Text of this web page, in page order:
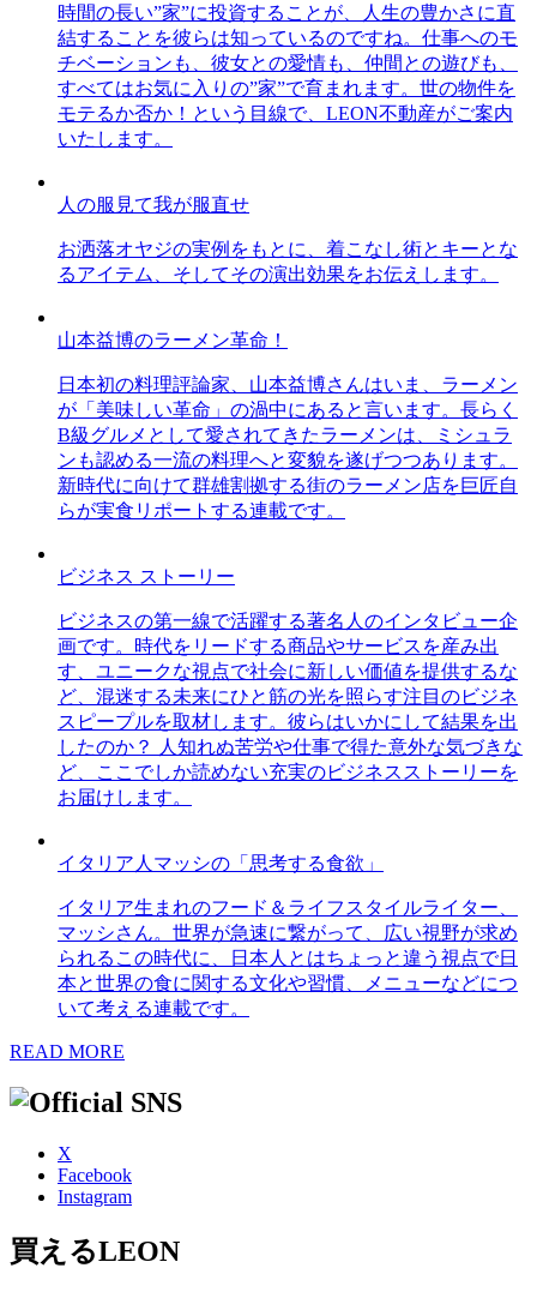
時間の長い”家”に投資することが、人生の豊かさに直
結することを彼らは知っているのですね。仕事へのモ
チベーションも、彼女との愛情も、仲間との遊びも、
すべてはお気に入りの”家”で育まれます。世の物件を
モテるか否か！という目線で、LEON不動産がご案内
いたします。
人の服見て我が服直せ
お洒落オヤジの実例をもとに、着こなし術とキーとな
るアイテム、そしてその演出効果をお伝えします。
山本益博のラーメン革命！
日本初の料理評論家、山本益博さんはいま、ラーメン
が「美味しい革命」の渦中にあると言います。長らく
B級グルメとして愛されてきたラーメンは、ミシュラ
ンも認める一流の料理へと変貌を遂げつつあります。
新時代に向けて群雄割拠する街のラーメン店を巨匠自
らが実食リポートする連載です。
ビジネス ストーリー
ビジネスの第一線で活躍する著名人のインタビュー企
画です。時代をリードする商品やサービスを産み出
す、ユニークな視点で社会に新しい価値を提供するな
ど、混迷する未来にひと筋の光を照らす注目のビジネ
スピープルを取材します。彼らはいかにして結果を出
したのか？ 人知れぬ苦労や仕事で得た意外な気づきな
ど、ここでしか読めない充実のビジネスストーリーを
お届けします。
イタリア人マッシの「思考する食欲」
イタリア生まれのフード＆ライフスタイルライター、
マッシさん。世界が急速に繋がって、広い視野が求め
られるこの時代に、日本人とはちょっと違う視点で日
本と世界の食に関する文化や習慣、メニューなどにつ
いて考える連載です。
READ MORE
X
Facebook
Instagram
買えるLEON